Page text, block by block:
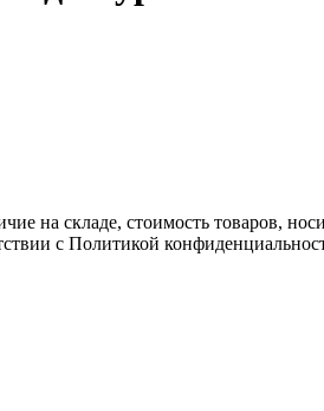
на складе, стоимость товаров,
с Политикой